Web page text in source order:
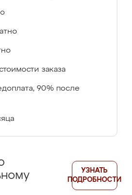
заказа
90% после
УЗНАТЬ
ПОДРОБНОСТИ